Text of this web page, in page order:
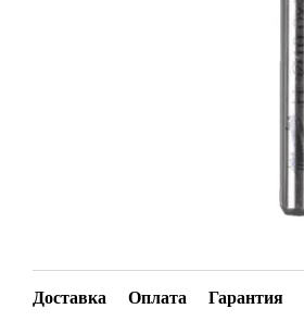
Доставка Оплата Гарантия